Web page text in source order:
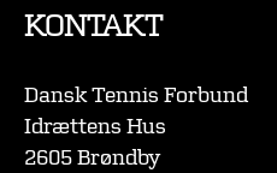
KONTAKT
Dansk Tennis Forbund
Idrættens Hus
2605 Brøndby